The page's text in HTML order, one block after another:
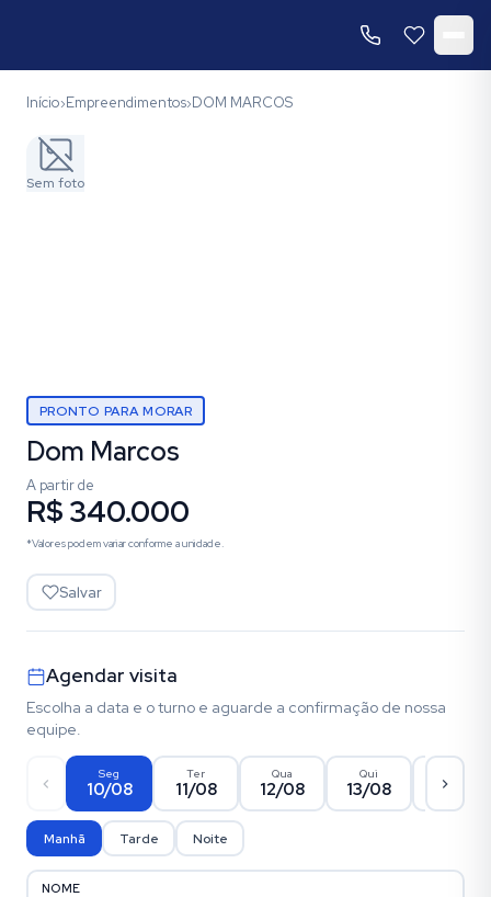
Início›Empreendimentos›DOM MARCOS
Sem foto
PRONTO PARA MORAR
Dom Marcos
A partir de
R$ 340.000
*Valores podem variar conforme a unidade.
Salvar
Agendar visita
Escolha a data e o turno e aguarde a confirmação de nossa
equipe.
Seg
10/08
Ter
11/08
Qua
12/08
Qui
13/08 14/08
Manhã Tarde Noite
NOME